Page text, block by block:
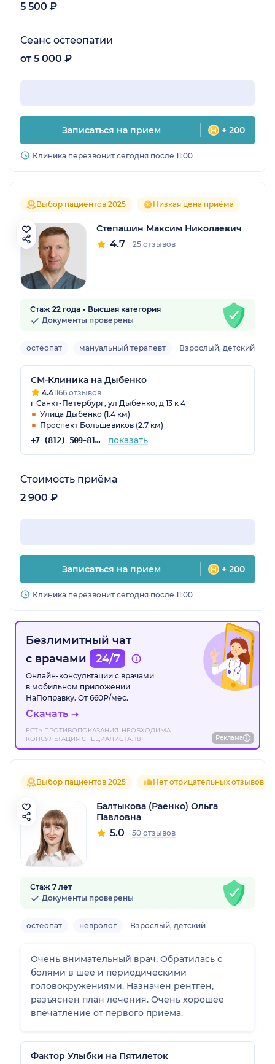
5 500 ₽
Сеанс остеопатии
от 5 000 ₽
Записаться на прием + 200
Клиника перезвонит сегодня после 11:00
Выбор пациентов 2025 Низкая цена приёма
Степашин Максим Николаевич
4.7 25 отзывов
Стаж 22 года
Высшая категория
Документы проверены
остеопат мануальный терапевт Взрослый, детский
СМ-Клиника на Дыбенко
4.41166 отзывов
г Санкт-Петербург, ул Дыбенко, д 13 к 4
Улица Дыбенко (1.4 км)
Проспект Большевиков (2.7 км)
+7 (812) 509-81-68 показать
Стоимость приёма
2 900 ₽
Записаться на прием + 200
Клиника перезвонит сегодня после 11:00
Безлимитный чат
с врачами
24/7
Онлайн-консультации с врачами
в мобильном приложении
НаПоправку. От 660₽/мес.
Скачать
ЕСТЬ ПРОТИВОПОКАЗАНИЯ. НЕОБХОДИМА
КОНСУЛЬТАЦИЯ СПЕЦИАЛИСТА. 18+
Реклама
Выбор пациентов 2025 Нет отрицательных отзывов
Балтыкова (Раенко) Ольга
Павловна
5.0 50 отзывов
Стаж 7 лет
Документы проверены
остеопат невролог Взрослый, детский
Очень внимательный врач. Обратилась с
болями в шее и периодическими
головокружениями. Назначен рентген,
разъяснен план лечения. Очень хорошее
впечатление от первого приема.
Фактор Улыбки на Пятилеток